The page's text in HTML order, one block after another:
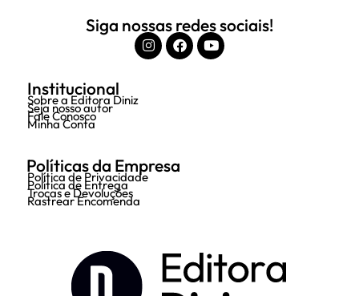
Siga nossas redes sociais!
Institucional
Sobre a Editora Diniz
Seja nosso autor
Fale Conosco
Minha Conta
Políticas da Empresa
Política de Privacidade
Política de Entrega
Trocas e Devoluções
Rastrear Encomenda